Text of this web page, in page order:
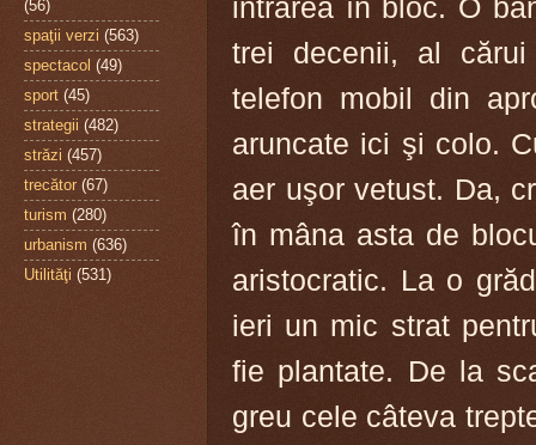
intrarea în bloc. O
trei decenii, al
telefon mobil din
aruncate ici şi colo.
aer uşor vetust. Da,
în mâna asta de
aristocratic. La o
ieri un mic strat
fie plantate. De la
greu cele câteva
(56)
spaţii verzi (563)
spectacol (49)
sport (45)
strategii (482)
străzi (457)
trecător (67)
turism (280)
urbanism (636)
Utilităţi (531)